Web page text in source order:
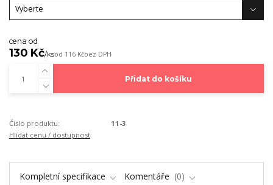
cena od
130 Kč/ksod 116 Kčbez DPH
Přidat do košíku
Číslo produktu:
11-3
Hlídat cenu / dostupnost
Kompletní specifikace Komentáře
0